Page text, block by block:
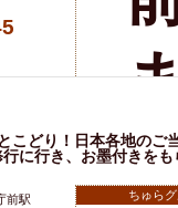
こどり！日本各地のご
に行き、お墨付きを
前駅
ちゅら